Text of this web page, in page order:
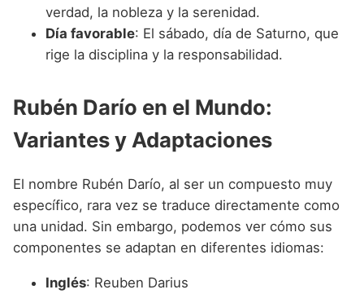
verdad, la nobleza y la serenidad.
Día favorable: El sábado, día de Saturno, que
rige la disciplina y la responsabilidad.
Rubén Darío en el Mundo:
Variantes y Adaptaciones
El nombre Rubén Darío, al ser un compuesto muy
específico, rara vez se traduce directamente como
una unidad. Sin embargo, podemos ver cómo sus
componentes se adaptan en diferentes idiomas:
Inglés: Reuben Darius